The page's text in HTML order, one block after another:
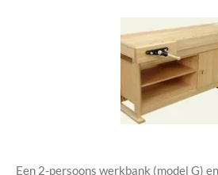
Een 2-persoons werkbank (model G)